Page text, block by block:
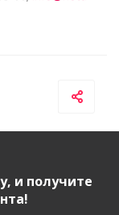
и получите